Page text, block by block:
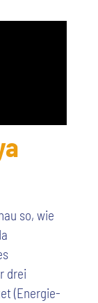
so, wie
drei
(Energie-